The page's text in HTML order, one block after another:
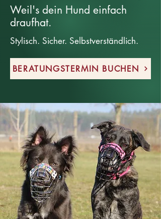
Weil's dein Hund einfach
draufhat.
Stylisch. Sicher. Selbstverständlich.
BERATUNGSTERMIN BUCHEN